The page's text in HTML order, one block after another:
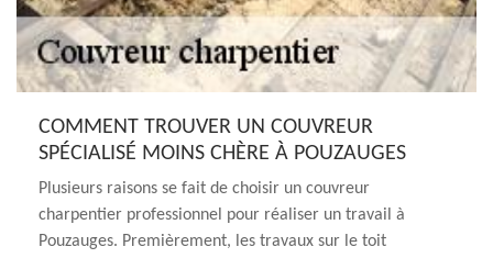
COMMENT TROUVER UN COUVREUR
SPÉCIALISÉ MOINS CHÈRE À POUZAUGES
Plusieurs raisons se fait de choisir un couvreur
charpentier professionnel pour réaliser un travail à
Pouzauges. Premièrement, les travaux sur le toit